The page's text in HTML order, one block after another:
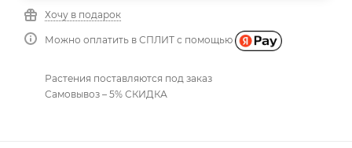
Хочу в подарок
Можно оплатить в СПЛИТ с помощью
Растения поставляются под заказ
Самовывоз – 5% СКИДКА